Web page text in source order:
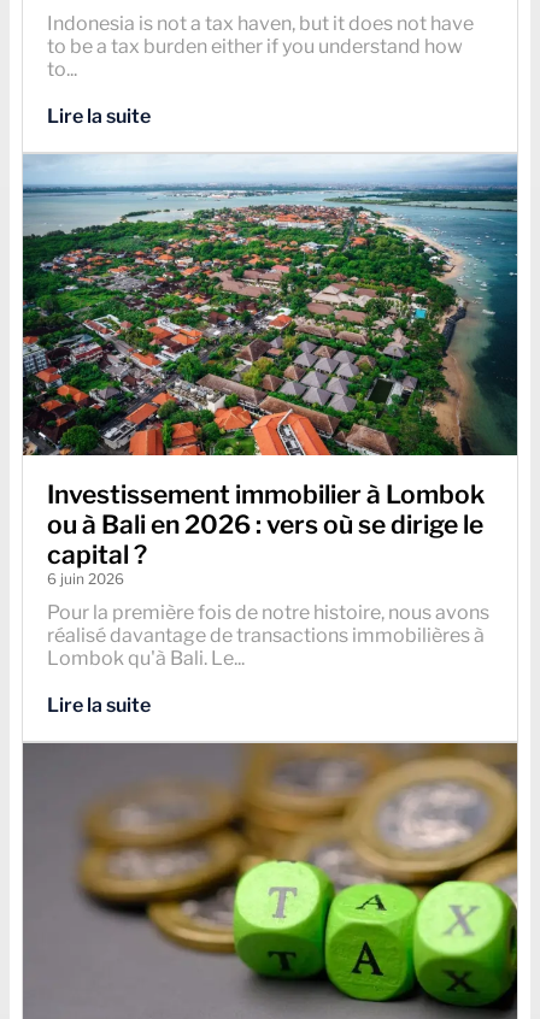
Indonesia is not a tax haven, but it does not have
to be a tax burden either if you understand how
to...
Lire la suite
Investissement immobilier à Lombok
ou à Bali en 2026 : vers où se dirige le
capital ?
6 juin 2026
Pour la première fois de notre histoire, nous avons
réalisé davantage de transactions immobilières à
Lombok qu'à Bali. Le...
Lire la suite